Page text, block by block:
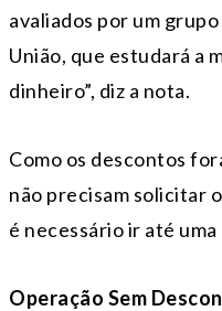
avaliados por um
União, que estudará a
dinheiro”, diz a nota.
Como os descontos
não precisam solicitar
é necessário ir até uma
Operação Sem